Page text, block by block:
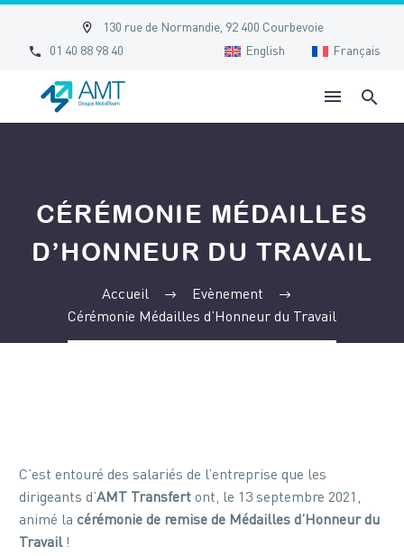

 130 rue de Normandie, 92 400 Courbevoie

 01 40 88 98 40 English Français
CÉRÉMONIE MÉDAILLES
D’HONNEUR DU TRAVAIL
Accueil
Evènement
Cérémonie Médailles d’Honneur du Travail
C’est entouré des salariés de l’entreprise que les
dirigeants d’AMT Transfert ont, le 13 septembre 2021,
animé la cérémonie de remise de Médailles d’Honneur du
Travail!